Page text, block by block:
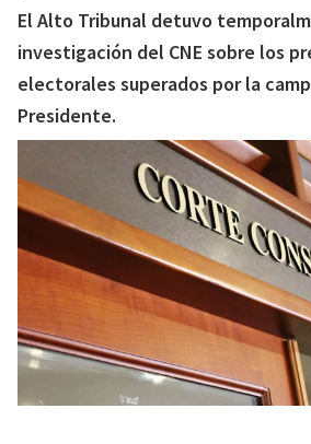
El Alto Tribunal detuvo
investigación del CNE sobre los
electorales superados por la
Presidente.